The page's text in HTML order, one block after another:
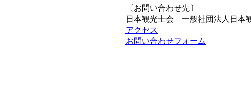
〔お問い合わせ先〕
日本観光士会 一般社団法人日本
アクセス
お問い合わせフォーム